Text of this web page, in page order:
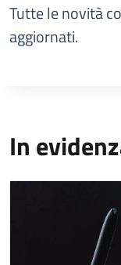
Tutte le novità
aggiornati.
In